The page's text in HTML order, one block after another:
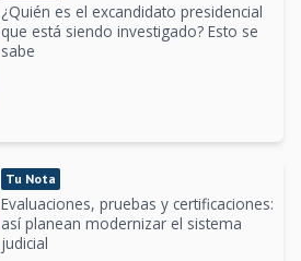
¿Quién es el excandidato presidencial
que está siendo investigado? Esto se
sabe
Tu Nota
Evaluaciones, pruebas y certificaciones:
así planean modernizar el sistema
judicial